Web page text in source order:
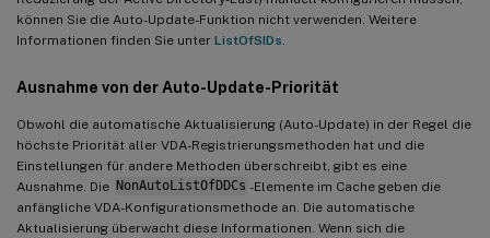
können Sie die Auto-Update-Funktion nicht verwenden. Weitere
Informationen finden Sie unter ListOfSIDs
Ausnahme von der Auto-Update-Priorität
Obwohl die automatische Aktualisierung (Auto-Update) in der Regel die
höchste Priorität aller VDA-Registrierungsmethoden hat und die
Einstellungen für andere Methoden überschreibt, gibt es eine
Ausnahme. Die NonAutoListOfDDCs -Elemente im Cache geben die
anfängliche VDA-Konfigurationsmethode an. Die automatische
Aktualisierung überwacht diese Informationen. Wenn sich die